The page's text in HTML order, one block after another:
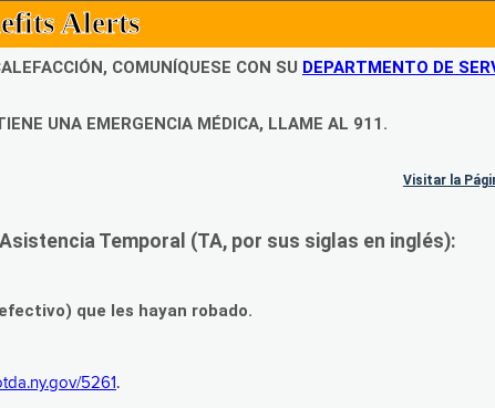
Alerts
COMUNÍQUESE CON SU DEPARTMENTO DE
UNA EMERGENCIA MÉDICA, LLAME AL 911.
Visitar la
Temporal (TA, por sus siglas en inglés):
que les hayan robado.
5261.